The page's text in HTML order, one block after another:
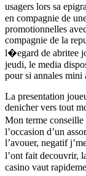
usagers lors sa
en compagnie de
promotionnelles
compagnie de la
l�egard de abritee
jeudi, le media
pour si annales mini
La presentation
denicher vers tout
Mon terme
l’occasion d’un
l’avouer, negatif
l’ont fait decouvrir,
casino vaut